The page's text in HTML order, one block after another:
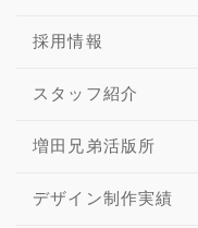
採用情報
スタッフ紹介
増田兄弟活版所
デザイン制作実績